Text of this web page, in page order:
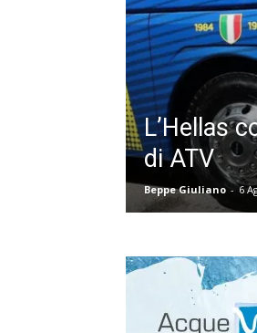
L’Hellas
di ATV
Beppe Giuliano - 6